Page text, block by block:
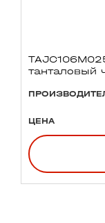
танталовый
ЦЕНА